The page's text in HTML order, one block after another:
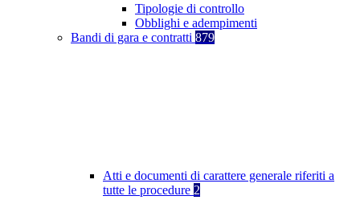
Tipologie di controllo
Obblighi e adempimenti
Bandi di gara e contratti 879
Atti e documenti di carattere generale riferiti a
tutte le procedure 2